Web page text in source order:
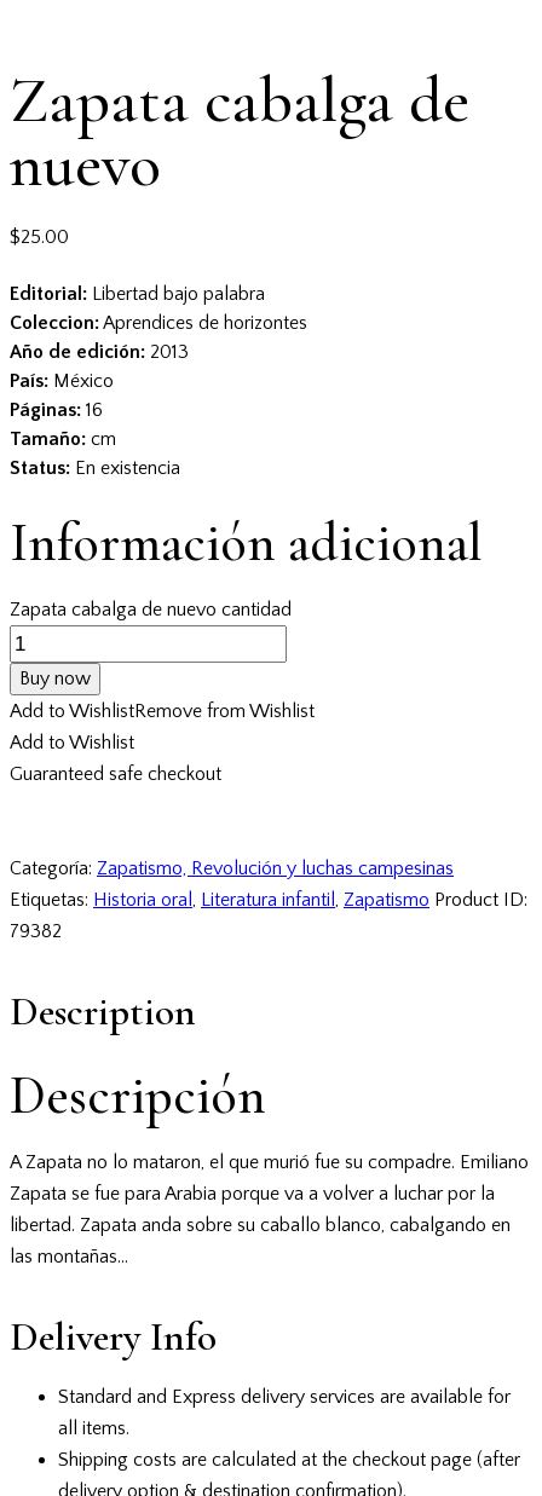
Zapata cabalga de
nuevo
$25.00
Editorial: Libertad bajo palabra
Coleccion:Aprendices de horizontes
Año de edición: 2013
País: México
Páginas: 16
Tamaño: cm
Status: En existencia
Información adicional
Zapata cabalga de nuevo cantidad
Buy now
Add to WishlistRemove from Wishlist
Add to Wishlist
Guaranteed safe checkout
Categoría: Zapatismo, Revolución y luchas campesinas
Etiquetas: Historia oral , Literatura infantil , Zapatismo Product ID:
79382
Description
Descripción
A Zapata no lo mataron, el que murió fue su compadre. Emiliano
Zapata se fue para Arabia porque va a volver a luchar por la
libertad. Zapata anda sobre su caballo blanco, cabalgando en
las montañas…
Delivery Info
Standard and Express delivery services are available for
all items.
Shipping costs are calculated at the checkout page (after
delivery option & destination confirmation).